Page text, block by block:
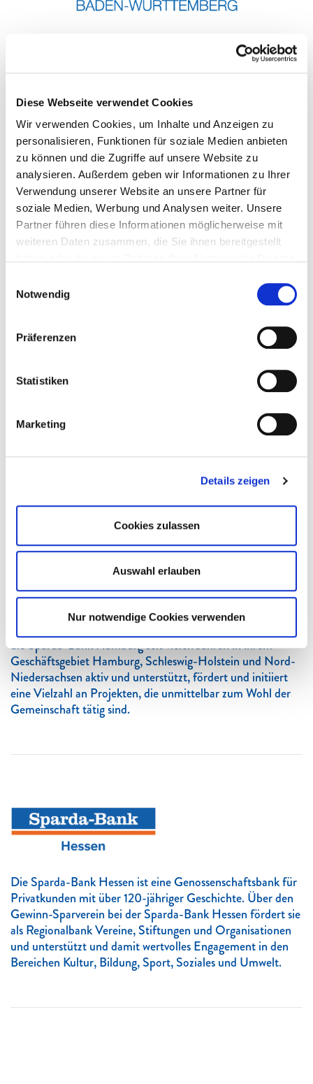
Diese Webseite verwendet Cookies
Wir verwenden Cookies, um Inhalte und Anzeigen zu
personalisieren, Funktionen für soziale Medien anbieten
zu können und die Zugriffe auf unsere Website zu
analysieren. Außerdem geben wir Informationen zu Ihrer
Verwendung unserer Website an unsere Partner für
soziale Medien, Werbung und Analysen weiter. Unsere
Partner führen diese Informationen möglicherweise mit
weiteren Daten zusammen, die Sie ihnen bereitgestellt
unsererDatenschutzerklärung.
Notwendig
Präferenzen
Statistiken
Marketing
Details zeigen
Cookies zulassen
Auswahl erlauben
Nur notwendige Cookies verwenden
Die Stiftung Bildung und Soziales ist eine von vier
Stiftungen der Sparda-Bank Baden-Württemberg, die sich
kümmert. Die Stiftung setzt sich besonders für
gesunder Ernährung, die Vermittlung von
Medienkompetenz oder die Förderung innovativer
Lernmethoden zum Inhalt haben.
Über den Gewinn-Sparverein der Sparda-Bank München
zahlreiche Bildungsprojekte und -einrichtungen in
Oberbayern. Sie setzt sich ein für Bildungsgerechtigkeit
funktionierenden, werteorientierten Gemeinschaft.
Eine Bank für die Menschen im Norden. Immer mehr
Vereine und Institutionen bekommen es zu spüren: Die
staatliche Förderung allein reicht nicht mehr aus, um den
Betrieb wichtiger Einrichtungen sicherzustellen. Daher ist
die Sparda-Bank Hamburg seit vielen Jahren in ihrem
Geschäftsgebiet Hamburg, Schleswig-Holstein und Nord-
Niedersachsen aktiv und unterstützt, fördert und initiiert
eine Vielzahl an Projekten, die unmittelbar zum Wohl der
Gemeinschaft tätig sind.
Die Sparda-Bank Hessen ist eine Genossenschaftsbank für
Privatkunden mit über 120-jähriger Geschichte. Über den
Gewinn-Sparverein bei der Sparda-Bank Hessen fördert sie
als Regionalbank Vereine, Stiftungen und Organisationen
und unterstützt und damit wertvolles Engagement in den
Bereichen Kultur, Bildung, Sport, Soziales und Umwelt.